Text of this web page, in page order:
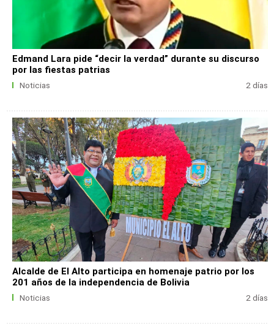
Edmand Lara pide “decir la verdad” durante su discurso
por las fiestas patrias
Noticias 2 días
Alcalde de El Alto participa en homenaje patrio por los
201 años de la independencia de Bolivia
Noticias 2 días